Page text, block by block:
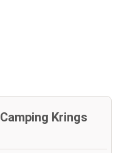
Camping Krings